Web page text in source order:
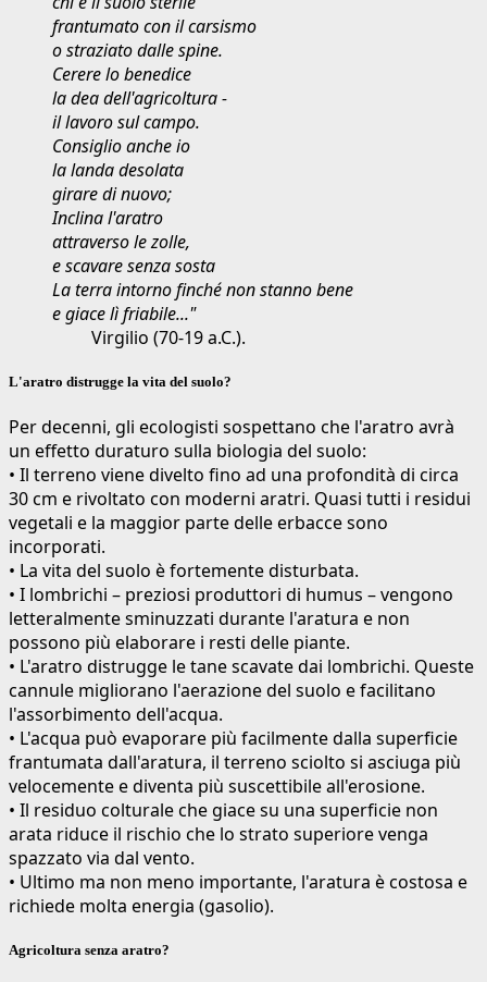
frantumato con il carsismo
o straziato dalle spine.
Cerere lo benedice
la dea dell'agricoltura -
il lavoro sul campo.
Consiglio anche io
la landa desolata
girare di nuovo;
Inclina l'aratro
attraverso le zolle,
e scavare senza sosta
La terra intorno finché non stanno bene
e giace lì friabile..."
Virgilio (70-19 a.C.).
L'aratro distrugge la vita del suolo?
Per decenni, gli ecologisti sospettano che l'aratro avrà
un effetto duraturo sulla biologia del suolo:
• Il terreno viene divelto fino ad una profondità di circa
30 cm e rivoltato con moderni aratri. Quasi tutti i residui
vegetali e la maggior parte delle erbacce sono
incorporati.
• La vita del suolo è fortemente disturbata.
• I lombrichi – preziosi produttori di humus – vengono
letteralmente sminuzzati durante l'aratura e non
possono più elaborare i resti delle piante.
• L'aratro distrugge le tane scavate dai lombrichi. Queste
cannule migliorano l'aerazione del suolo e facilitano
l'assorbimento dell'acqua.
• L'acqua può evaporare più facilmente dalla superficie
frantumata dall'aratura, il terreno sciolto si asciuga più
velocemente e diventa più suscettibile all'erosione.
• Il residuo colturale che giace su una superficie non
arata riduce il rischio che lo strato superiore venga
spazzato via dal vento.
• Ultimo ma non meno importante, l'aratura è costosa e
richiede molta energia (gasolio).
Agricoltura senza aratro?